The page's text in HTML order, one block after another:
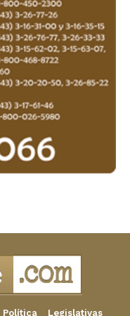
Política Legislativas